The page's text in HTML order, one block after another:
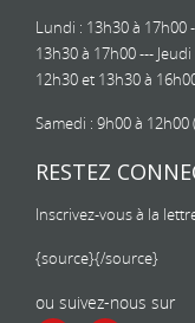
Lundi : 13h30 à 17h00
13h30 à 17h00 ---
12h30 et 13h30 à
Samedi : 9h00 à
RESTEZ
Inscrivez-vous à la
{source}{/source}
ou suivez-nous sur